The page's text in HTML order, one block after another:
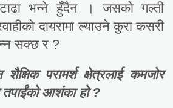
भन्ने हुँदैन । जसको गल्ती
दायरामा ल्याउने कुरा कसरी
सक्छ र ?
परामर्श क्षेत्रलाई कमजोर
तपाईंको आशंका हो ?